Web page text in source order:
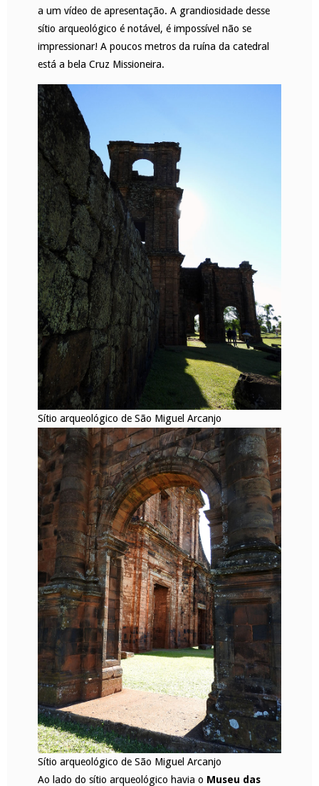
a um vídeo de apresentação. A grandiosidade desse
sítio arqueológico é notável, é impossível não se
impressionar! A poucos metros da ruína da catedral
está a bela Cruz Missioneira.
Sítio arqueológico de São Miguel Arcanjo
Sítio arqueológico de São Miguel Arcanjo
Ao lado do sítio arqueológico havia o Museu das